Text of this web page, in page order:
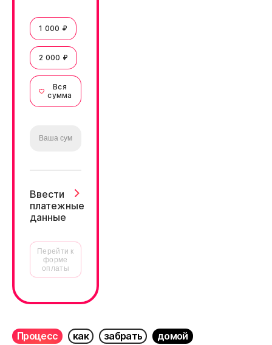
1 000 ₽
2 000 ₽
Вся
сумма
Ввести
платежные
данные
Перейти к
форме
оплаты
Процесс как забрать домой